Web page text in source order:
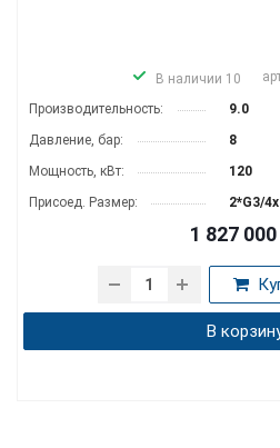
В наличии 10
Производительность:
9.0
Давление, бар:
8
Мощность, кВт:
120
Присоед. Размер:
2*G3/
1 827 000
В